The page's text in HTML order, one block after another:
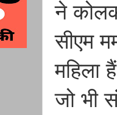
ने
सीएम
महिला
जो भी